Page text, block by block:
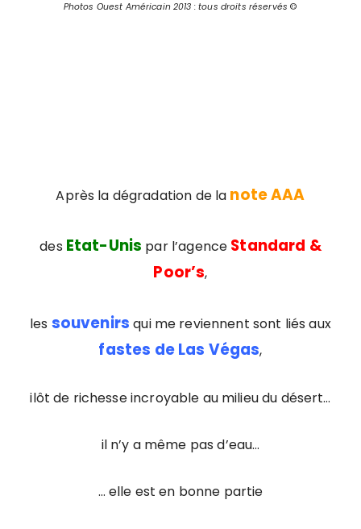
Photos Ouest Américain 2013 : tous droits réservés ©
Après la dégradation de la note AAA
des Etat-Unis par l’agence Standard &
Poor’s,
les souvenirs qui me reviennent sont liés aux
fastes de Las Végas,
ilôt de richesse incroyable au milieu du désert…
il n’y a même pas d’eau…
… elle est en bonne partie